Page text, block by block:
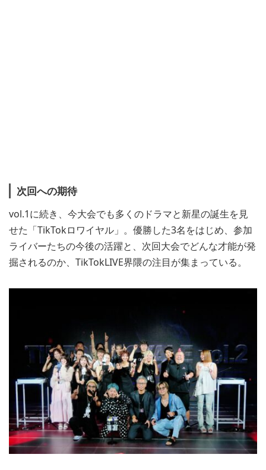
次回への期待
vol.1に続き、今大会でも多くのドラマと新星の誕生を見
せた「TikTokロワイヤル」。優勝した3名をはじめ、参加
ライバーたちの今後の活躍と、次回大会でどんな才能が発
掘されるのか、TikTokLIVE界隈の注目が集まっている。